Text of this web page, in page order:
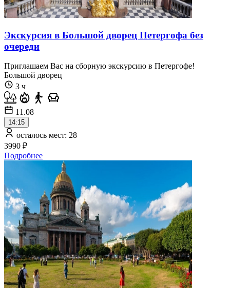
Экскурсия в Большой дворец Петергофа без
очереди
Приглашаем Вас на сборную экскурсию в Петергофе!
Большой дворец
3 ч
11.08
14:15
осталось мест: 28
3990 ₽
Подробнее